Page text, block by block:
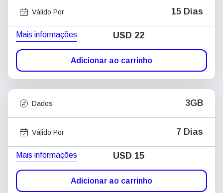
Válido Por 15 Dias
Mais informações USD 22
Adicionar ao carrinho
Dados 3GB
Válido Por 7 Dias
Mais informações USD 15
Adicionar ao carrinho